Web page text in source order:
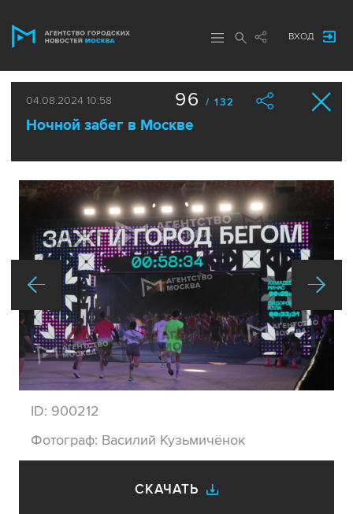
ВХОД
04.08.2024 10:58
Ночной забег в Москве
96 / 132
ID: 900212
Фотограф: Василий Кузьмичёнок
СКАЧАТЬ